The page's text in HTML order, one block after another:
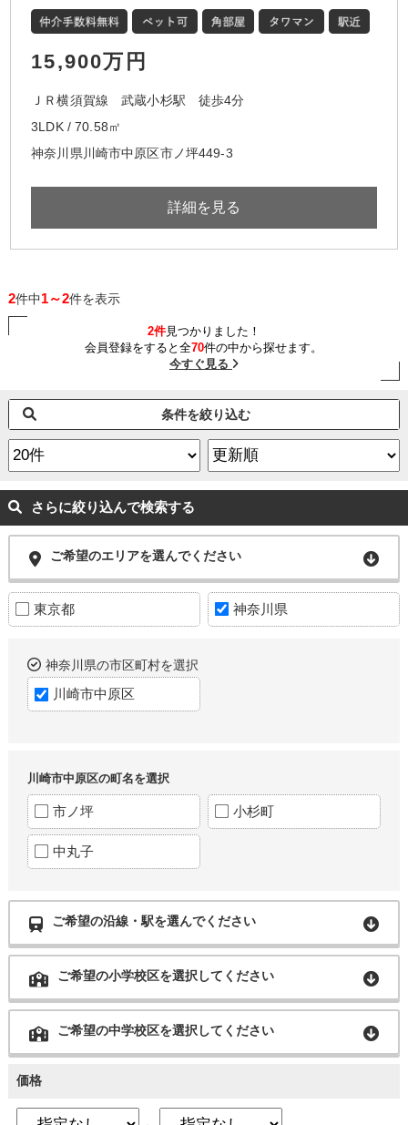
15,900万円
ＪＲ横須賀線 武蔵小杉駅 徒歩4分
3LDK / 70.58㎡
神奈川県川崎市中原区市ノ坪449-3
詳細を見る
2件中1～2件を表示
2件見つかりました！
会員登録をすると全70件の中から探せます。
今すぐ見る
条件を絞り込む
さらに絞り込んで検索する
ご希望のエリアを選んでください
東京都 神奈川県
神奈川県の市区町村を選択
川崎市中原区
川崎市中原区の町名を選択
市ノ坪 小杉町
中丸子
ご希望の沿線・駅を選んでください
ご希望の小学校区を選択してください
ご希望の中学校区を選択してください
価格